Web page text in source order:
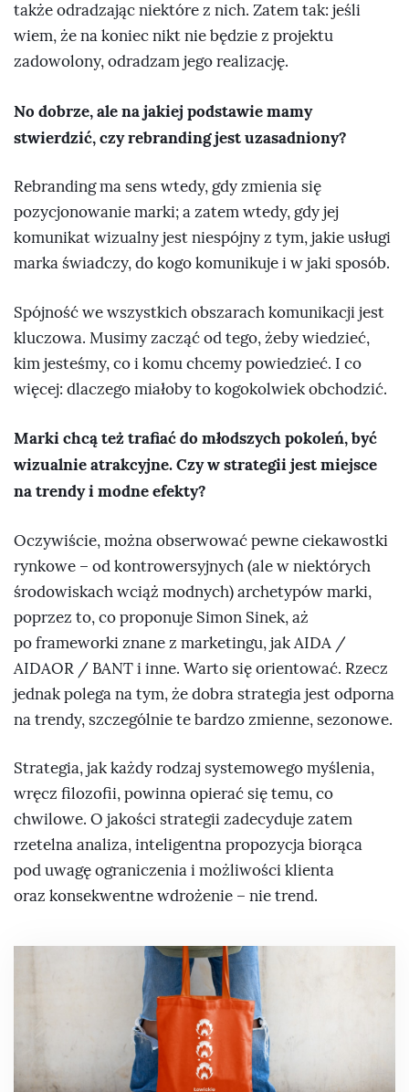
także odradzając niektóre z nich. Zatem tak: jeśli
wiem, że na koniec nikt nie będzie z projektu
zadowolony, odradzam jego realizację.
No dobrze, ale na jakiej podstawie mamy
stwierdzić, czy rebranding jest uzasadniony?
Rebranding ma sens wtedy, gdy zmienia się
pozycjonowanie marki; a zatem wtedy, gdy jej
komunikat wizualny jest niespójny z tym, jakie usługi
marka świadczy, do kogo komunikuje i w jaki sposób.
Spójność we wszystkich obszarach komunikacji jest
kluczowa. Musimy zacząć od tego, żeby wiedzieć,
kim jesteśmy, co i komu chcemy powiedzieć. I co
więcej: dlaczego miałoby to kogokolwiek obchodzić.
Marki chcą też trafiać do młodszych pokoleń, być
wizualnie atrakcyjne. Czy w strategii jest miejsce
na trendy i modne efekty?
Oczywiście, można obserwować pewne ciekawostki
rynkowe – od kontrowersyjnych (ale w niektórych
środowiskach wciąż modnych) archetypów marki,
poprzez to, co proponuje Simon Sinek, aż
po frameworki znane z marketingu, jak AIDA /
AIDAOR / BANT i inne. Warto się orientować. Rzecz
jednak polega na tym, że dobra strategia jest odporna
na trendy, szczególnie te bardzo zmienne, sezonowe.
Strategia, jak każdy rodzaj systemowego myślenia,
wręcz filozofii, powinna opierać się temu, co
chwilowe. O jakości strategii zadecyduje zatem
rzetelna analiza, inteligentna propozycja biorąca
pod uwagę ograniczenia i możliwości klienta
oraz konsekwentne wdrożenie – nie trend.